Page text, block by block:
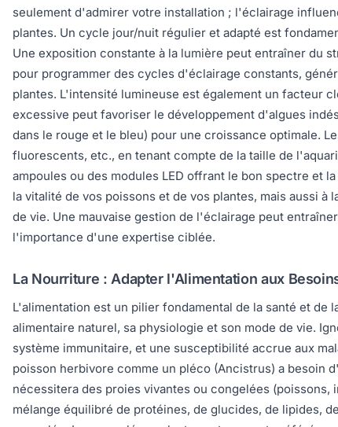
seulement d'admirer votre installation ; l'éclairage
plantes. Un cycle jour/nuit régulier et adapté est
Une exposition constante à la lumière peut entraîner du
pour programmer des cycles d'éclairage constants,
plantes. L'intensité lumineuse est également un facteur
excessive peut favoriser le développement d'algues
dans le rouge et le bleu) pour une croissance optimale.
fluorescents, etc., en tenant compte de la taille de
ampoules ou des modules LED offrant le bon spectre et
la vitalité de vos poissons et de vos plantes, mais aussi
de vie. Une mauvaise gestion de l'éclairage peut
l'importance d'une expertise ciblée.
La Nourriture : Adapter l'Alimentation aux
L'alimentation est un pilier fondamental de la santé et
alimentaire naturel, sa physiologie et son mode de vie.
système immunitaire, et une susceptibilité accrue aux
poisson herbivore comme un pléco (Ancistrus) a besoin
nécessitera des proies vivantes ou congelées
mélange équilibré de protéines, de glucides, de lipides,